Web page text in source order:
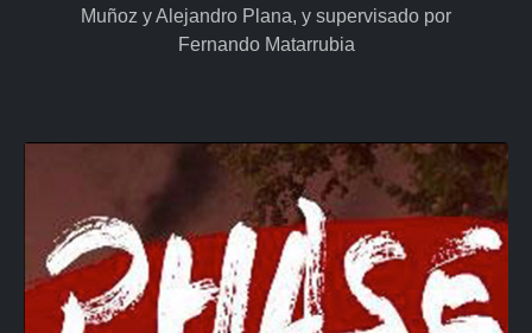
Muñoz y Alejandro Plana, y supervisado por
Fernando Matarrubia